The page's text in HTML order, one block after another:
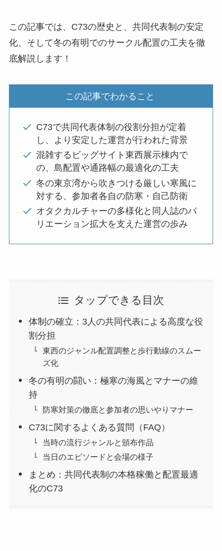
この記事では、C73の歴史と、共同代表制の安定
化、そして冬の有明でのサークル配置の工夫を徹
底解説します！
この記事でわかること
C73で共同代表体制の役割分担が定着
し、より安定した運営が行われた背景
混雑するビッグサイト東西展示棟内で
の、島配置や通路幅の最適化の工夫
冬の東京湾から吹きつける厳しい寒風に
対する、参加者各自の防寒・自己防衛
オタクカルチャーの多様化と同人誌のバ
リエーション拡大を支えた運営の歩み
タップできる目次
体制の確立：3人の共同代表による高度な役
割分担
東西のジャンル配置調整と歩行動線のスムー
ズ化
冬の有明の闘い：極寒の海風とマナーの維
持
防寒対策の徹底と参加者の思いやりマナー
C73に関するよくある質問（FAQ）
当時の流行ジャンルと頒布作品
当日のエピソードと会場の様子
まとめ：共同代表制の本格稼働と配置最適
化のC73